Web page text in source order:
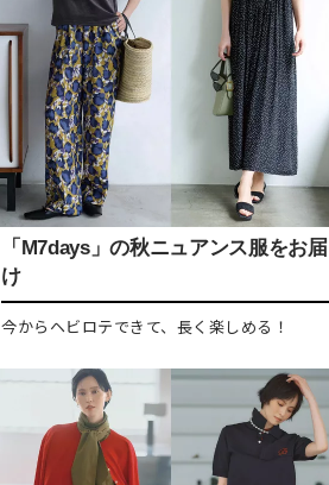
「M7days」の秋ニュアンス服をお届
け
今からヘビロテできて、長く楽しめる！